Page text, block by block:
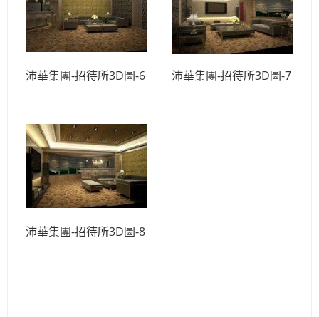
沛華集團-招待所3D圖-6 沛華集團-招待所3D圖-7
沛華集團-招待所3D圖-8